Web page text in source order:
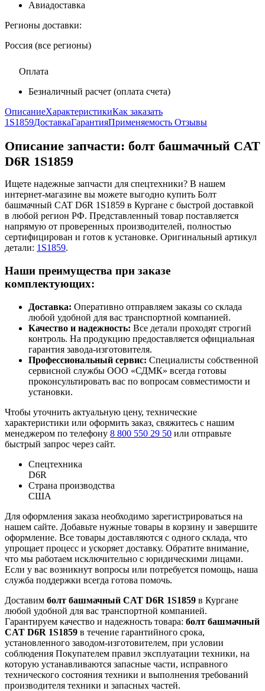
Авиадоставка
Регионы доставки:
Россия (все регионы)
Оплата
Безналичный расчет (оплата счета)
ОписаниеХарактеристикиКак заказать
1S1859ДоставкаГарантияПрименяемость Отзывы
Описание запчасти: болт башмачный CAT
D6R 1S1859
Ищете надежные запчасти для спецтехники? В нашем
интернет-магазине вы можете выгодно купить Болт
башмачный CAT D6R 1S1859 в Кургане с быстрой доставкой
в любой регион РФ. Представленный товар поставляется
напрямую от проверенных производителей, полностью
сертифицирован и готов к установке. Оригинальный артикул
детали: 1S1859.
Наши преимущества при заказе
комплектующих:
Доставка: Оперативно отправляем заказы со склада
любой удобной для вас транспортной компанией.
Качество и надежность: Все детали проходят строгий
контроль. На продукцию предоставляется официальная
гарантия завода-изготовителя.
Профессиональный сервис: Специалисты собственной
сервисной службы ООО «СДМК» всегда готовы
проконсультировать вас по вопросам совместимости и
установки.
Чтобы уточнить актуальную цену, технические
характеристики или оформить заказ, свяжитесь с нашим
менеджером по телефону 8 800 550 29 50 или отправьте
быстрый запрос через сайт.
Спецтехника
D6R
Страна производства
США
Для оформления заказа необходимо зарегистрироваться на
нашем сайте. Добавьте нужные товары в корзину и завершите
оформление. Все товары доставляются с одного склада, что
упрощает процесс и ускоряет доставку. Обратите внимание,
что мы работаем исключительно с юридическими лицами.
Если у вас возникнут вопросы или потребуется помощь, наша
служба поддержки всегда готова помочь.
Доставим болт башмачный CAT D6R 1S1859 в Кургане
любой удобной для вас транспортной компанией.
Гарантируем качество и надежность товара: болт башмачный
CAT D6R 1S1859 в течение гарантийного срока,
установленного заводом-изготовителем, при условии
соблюдения Покупателем правил эксплуатации техники, на
которую устанавливаются запасные части, исправного
технического состояния техники и выполнения требований
производителя техники и запасных частей.